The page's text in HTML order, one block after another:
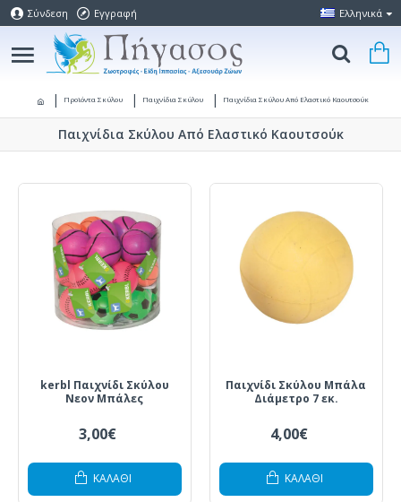
Σύνδεση Εγγραφή Ελληνικά
Προϊόντα Σκύλου Παιχνίδια Σκύλου Παιχνίδια Σκύλου Από Ελαστικό Καουτσούκ
Παιχνίδια Σκύλου Από Ελαστικό Καουτσούκ
kerbl Παιχνίδι Σκύλου
Νεον Μπάλες
3,00€
ΚΑΛΆΘΙ
Παιχνίδι Σκύλου Μπάλα
Διάμετρο 7 εκ.
4,00€
ΚΑΛΆΘΙ